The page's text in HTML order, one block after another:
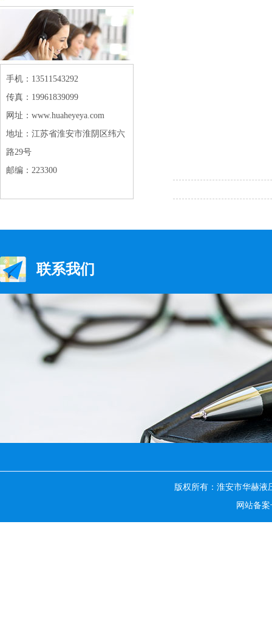
手机：13511543292
传真：19961839099
网址：www.huaheyeya.com
地址：江苏省淮安市淮阴区纬六
路29号
邮编：223300
联系我们
版权所有：淮安市华赫
网站备案